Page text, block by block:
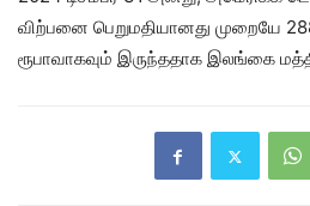
விற்பனை பெறுமதியானது முறையே
ரூபாவாகவும் இருந்ததாக இலங்கை